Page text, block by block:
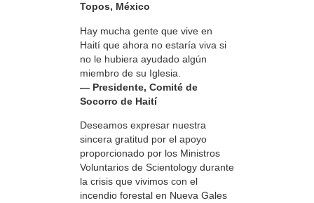
Topos, México
Hay mucha gente que vive en
Haití que ahora no estaría viva si
no le hubiera ayudado algún
miembro de su Iglesia.
— Presidente, Comité de
Socorro de Haití
Deseamos expresar nuestra
sincera gratitud por el apoyo
proporcionado por los Ministros
Voluntarios de Scientology durante
la crisis que vivimos con el
incendio forestal en Nueva Gales